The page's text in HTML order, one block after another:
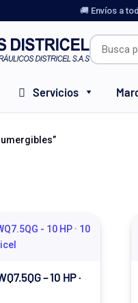
🚚 Envíos a
Servicios
– 10 HP ·